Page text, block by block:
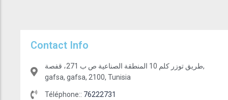
Contact Info
طريق توزر كلم 10 المنطقة الصناعية ص ب 271، قفصة,
gafsa, gafsa, 2100, Tunisia
Téléphone:: 76222731